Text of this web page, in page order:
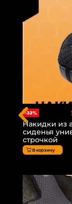
-33%
Накидки из
сиденья
строчкой
В корзину